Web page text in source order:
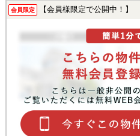
会員限定 【会員様限定で公開中！】